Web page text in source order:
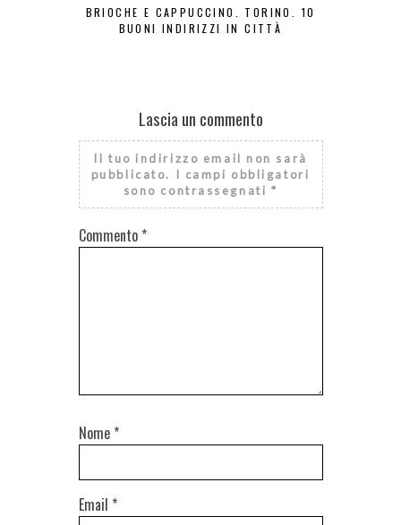
BRIOCHE E CAPPUCCINO. TORINO. 10
BUONI INDIRIZZI IN CITTÀ
Lascia un commento
Il tuo indirizzo email non sarà
pubblicato.
I campi obbligatori
sono contrassegnati *
Commento *
Nome *
Email *